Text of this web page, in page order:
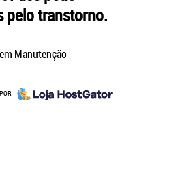
pelo transtorno.
Manutenção